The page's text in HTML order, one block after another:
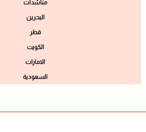
مناشدات
البحرين
قطر
الكويت
الامارات
السعودية